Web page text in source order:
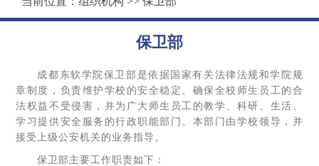
保卫部
成都东软学院保卫部是依据国家有关法律法规和学院规
章制度，负责维护学校的安全稳定、确保全校师生员工的合
法权益不受侵害，并为广大师生员工的教学、科研、生活、
学习提供安全服务的行政职能部门。本部门由学校领导，并
接受上级公安机关的业务指导。
保卫部主要工作职责如下：